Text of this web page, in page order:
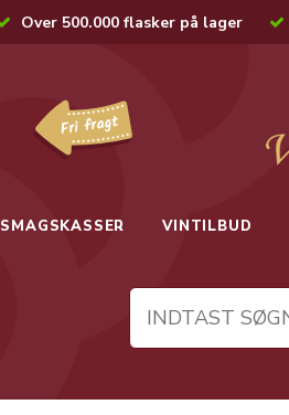
Over 500.000 flasker på lager
SMAGSKASSER VINTILBUD